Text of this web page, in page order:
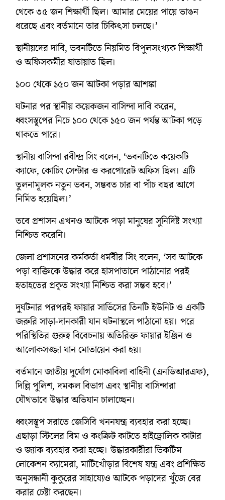
থেকে ৩৫ জন শিক্ষার্থী ছিল। আমার মেয়ের পায়ে ভাঙন
ধরেছে এবং বর্তমানে তার চিকিৎসা চলছে।’
স্থানীয়দের দাবি, ভবনটিতে নিয়মিত বিপুলসংখ্যক শিক্ষার্থী
ও অফিসকর্মীর যাতায়াত ছিল।
১০০ থেকে ১৫০ জন আটকা পড়ার আশঙ্কা
ঘটনার পর স্থানীয় কয়েকজন বাসিন্দা দাবি করেন,
ধ্বংসস্তূপের নিচে ১০০ থেকে ১৫০ জন পর্যন্ত আটকা পড়ে
থাকতে পারে।
স্থানীয় বাসিন্দা রবীন্দ্র সিং বলেন, ‘ভবনটিতে কয়েকটি
ক্যাফে, কোচিং সেন্টার ও করপোরেট অফিস ছিল। এটি
তুলনামূলক নতুন ভবন, সম্ভবত চার বা পাঁচ বছর আগে
নির্মিত হয়েছিল।’
তবে প্রশাসন এখনও আটকে পড়া মানুষের সুনির্দিষ্ট সংখ্যা
নিশ্চিত করেনি।
জেলা প্রশাসনের কর্মকর্তা ধর্মবীর সিং বলেন, ‘সব আটকে
পড়া ব্যক্তিকে উদ্ধার করে হাসপাতালে পাঠানোর পরই
হতাহতের প্রকৃত সংখ্যা নিশ্চিত করা সম্ভব হবে।’
দুর্ঘটনার পরপরই ফায়ার সার্ভিসের তিনটি ইউনিট ও একটি
জরুরি সাড়া-দানকারী যান ঘটনাস্থলে পাঠানো হয়। পরে
পরিস্থিতির গুরুত্ব বিবেচনায় অতিরিক্ত ফায়ার ইঞ্জিন ও
আলোকসজ্জা যান মোতায়েন করা হয়।
বর্তমানে জাতীয় দুর্যোগ মোকাবিলা বাহিনী (এনডিআরএফ),
দিল্লি পুলিশ, দমকল বিভাগ এবং স্থানীয় বাসিন্দারা
যৌথভাবে উদ্ধার অভিযান চালাচ্ছেন।
ধ্বংসস্তূপ সরাতে জেসিবি খননযন্ত্র ব্যবহার করা হচ্ছে।
এছাড়া স্টিলের বিম ও কংক্রিট কাটতে হাইড্রোলিক কাটার
ও জ্যাক ব্যবহার করা হচ্ছে। উদ্ধারকারীরা ভিকটিম
লোকেশন ক্যামেরা, মাটিখোঁড়ার বিশেষ যন্ত্র এবং প্রশিক্ষিত
অনুসন্ধানী কুকুরের সাহায্যেও আটকে পড়াদের খুঁজে বের
করার চেষ্টা করছেন।